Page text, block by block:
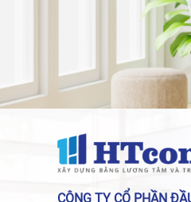
CÔNG TY CỔ PHẦN